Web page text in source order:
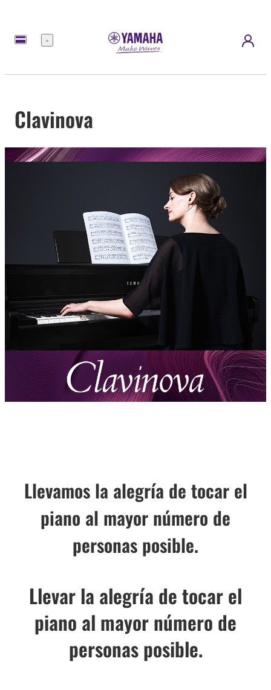
Menú
Clavinova
Llevamos la alegría de tocar el
piano al mayor número de
personas posible.
Llevar la alegría de tocar el
piano al mayor número de
personas posible.